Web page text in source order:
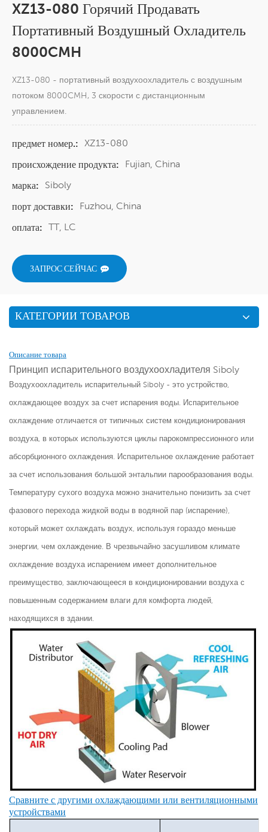
XZ13-080 Горячий Продавать
Портативный Воздушный Охладитель
8000CMH
XZ13-080 - портативный воздухоохладитель с воздушным
потоком 8000CMH, 3 скорости с дистанционным
управлением.
предмет номер.: XZ13-080
происхождение продукта:
Fujian, China
марка:
Siboly
порт доставки:
Fuzhou, China
оплата: TT, LC
ЗАПРОС СЕЙЧАС
КАТЕГОРИИ ТОВАРОВ
Описание товара
Принцип испарительного воздухоохладителя Siboly
Воздухоохладитель испарительный Siboly - это устройство,
охлаждающее воздух за счет испарения воды. Испарительное
охлаждение отличается от типичных систем кондиционирования
воздуха, в которых используются циклы парокомпрессионного или
абсорбционного охлаждения. Испарительное охлаждение работает
за счет использования большой энтальпии парообразования воды.
Температуру сухого воздуха можно значительно понизить за счет
фазового перехода жидкой воды в водяной пар (испарение),
который может охлаждать воздух, используя гораздо меньше
энергии, чем охлаждение. В чрезвычайно засушливом климате
охлаждение воздуха испарением имеет дополнительное
преимущество, заключающееся в кондиционировании воздуха с
повышенным содержанием влаги для комфорта людей,
находящихся в здании.
Сравните с другими охлаждающими или вентиляционными
устройствами